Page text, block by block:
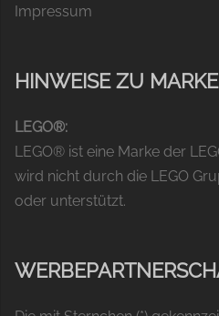
Impressum
HINWEISE ZU
LEGO®:
LEGO® ist eine Marke der
wird nicht durch die LEGO
oder unterstützt.